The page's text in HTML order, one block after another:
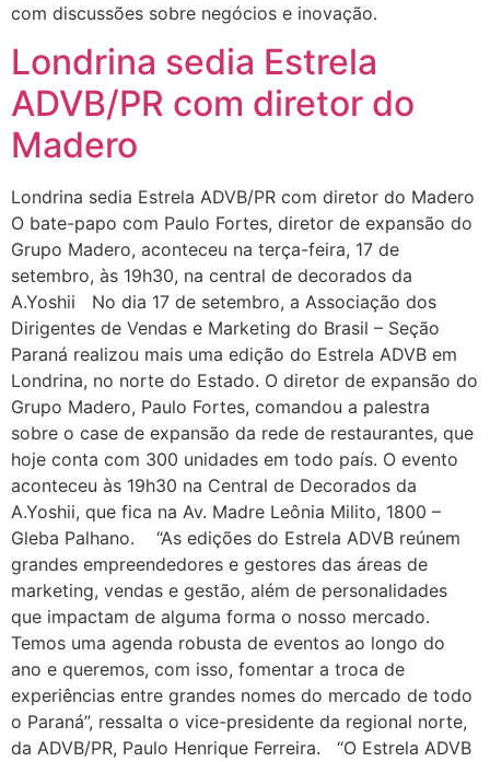
com discussões sobre negócios e inovação.
Londrina sedia Estrela
ADVB/PR com diretor do
Madero
Londrina sedia Estrela ADVB/PR com diretor do Madero
O bate-papo com Paulo Fortes, diretor de expansão do
Grupo Madero, aconteceu na terça-feira, 17 de
setembro, às 19h30, na central de decorados da
A.Yoshii No dia 17 de setembro, a Associação dos
Dirigentes de Vendas e Marketing do Brasil – Seção
Paraná realizou mais uma edição do Estrela ADVB em
Londrina, no norte do Estado. O diretor de expansão do
Grupo Madero, Paulo Fortes, comandou a palestra
sobre o case de expansão da rede de restaurantes, que
hoje conta com 300 unidades em todo país. O evento
aconteceu às 19h30 na Central de Decorados da
A.Yoshii, que fica na Av. Madre Leônia Milito, 1800 –
Gleba Palhano. “As edições do Estrela ADVB reúnem
grandes empreendedores e gestores das áreas de
marketing, vendas e gestão, além de personalidades
que impactam de alguma forma o nosso mercado.
Temos uma agenda robusta de eventos ao longo do
ano e queremos, com isso, fomentar a troca de
experiências entre grandes nomes do mercado de todo
o Paraná”, ressalta o vice-presidente da regional norte,
da ADVB/PR, Paulo Henrique Ferreira. “O Estrela ADVB